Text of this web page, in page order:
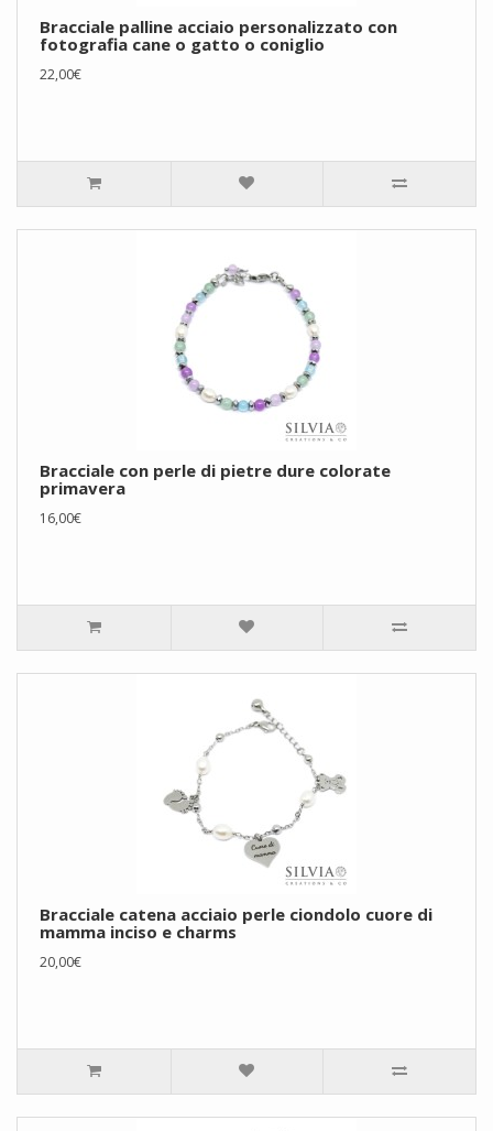
Bracciale palline acciaio personalizzato con
fotografia cane o gatto o coniglio
22,00€
Bracciale con perle di pietre dure colorate
primavera
16,00€
Bracciale catena acciaio perle ciondolo cuore di
mamma inciso e charms
20,00€